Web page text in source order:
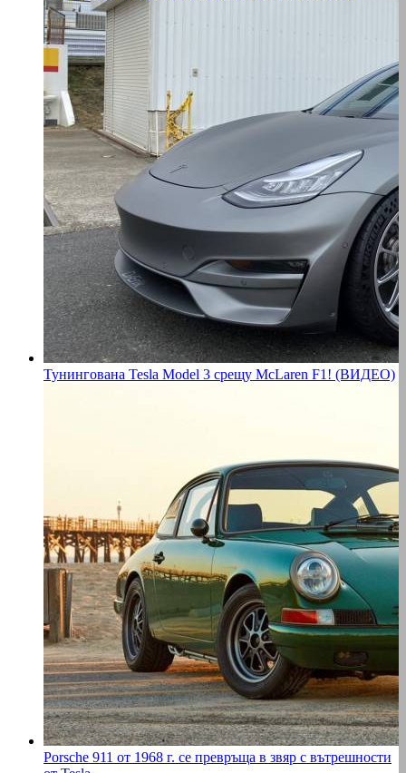
Тунингована Tesla Model 3 срещу McLaren F1! (ВИДЕО)
Porsche 911 от 1968 г. се превръща в звяр с вътрешности